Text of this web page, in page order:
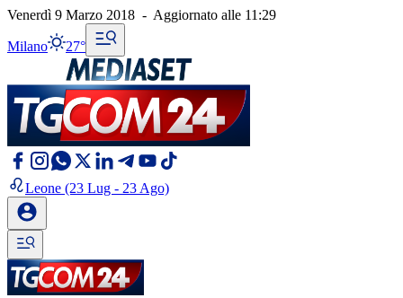
Venerdì 9 Marzo 2018 - Aggiornato alle 11:29
Milano 27°
Leone (23 Lug - 23 Ago)